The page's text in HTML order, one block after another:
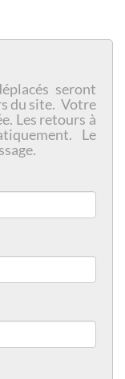
seront
du site. Votre
Les retours à
Le